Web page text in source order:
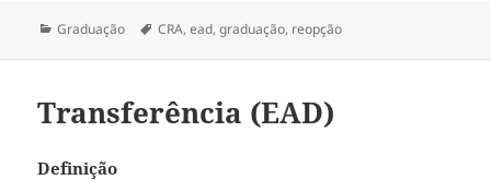
Categorias
Graduação Tags
CRA,ead,graduação, reopção
Transferência (EAD)
Definição